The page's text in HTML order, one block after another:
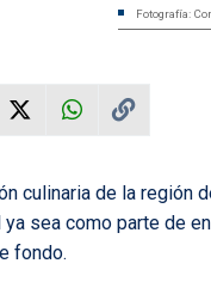
Fotografía:
culinaria de la región
sea como parte de
fondo.